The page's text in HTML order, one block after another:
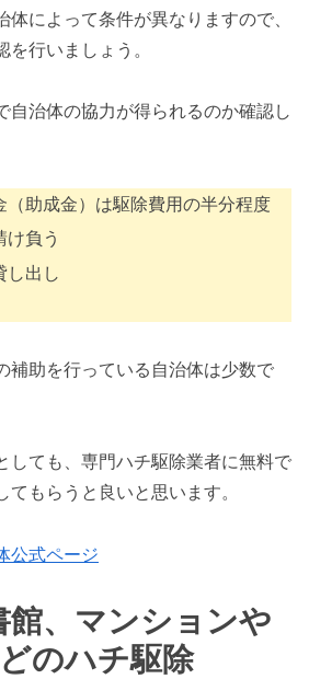
によって条件が異なりますので、
行いましょう。
自治体の協力が得られるのか確認し
（助成金）は駆除費用の半分程度
負う
し出し
補助を行っている自治体は少数で
しても、専門ハチ駆除業者に無料で
もらうと良いと思います。
公式ページ
館、マンションや
のハチ駆除